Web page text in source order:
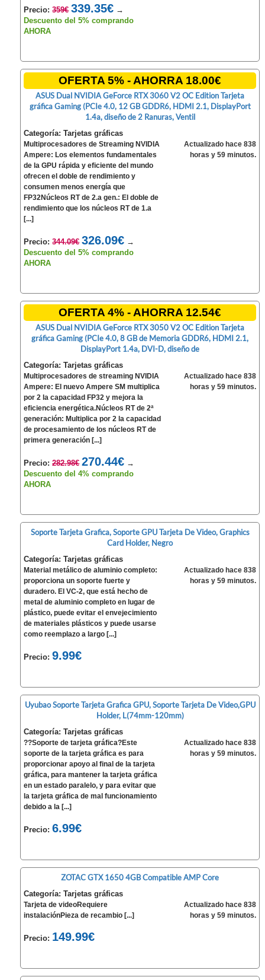
Precio:359€ 339.35€ →
Descuento del 5% comprando
AHORA
OFERTA 5% - AHORRA 18.00€
ASUS Dual NVIDIA GeForce RTX 3060 V2 OC Edition Tarjeta
gráfica Gaming (PCIe 4.0, 12 GB GDDR6, HDMI 2.1, DisplayPort
1.4a, diseño de 2 Ranuras, Ventil
Categoría: Tarjetas gráficas
Multiprocesadores de Streaming NVIDIA
Ampere: Los elementos fundamentales
de la GPU rápida y eficiente del mundo
ofrecen el doble de rendimiento y
consumen menos energía que
FP32Núcleos RT de 2.a gen.: El doble de
rendimiento que los núcleos RT de 1.a
[...]
Precio:344.09€ 326.09€ →
Descuento del 5% comprando
AHORA
Actualizado hace 838
horas y 59 minutos.
OFERTA 4% - AHORRA 12.54€
ASUS Dual NVIDIA GeForce RTX 3050 V2 OC Edition Tarjeta
gráfica Gaming (PCIe 4.0, 8 GB de Memoria GDDR6, HDMI 2.1,
DisplayPort 1.4a, DVI-D, diseño de
Categoría: Tarjetas gráficas
Multiprocesadores de streaming NVIDIA
Ampere: El nuevo Ampere SM multiplica
por 2 la capacidad FP32 y mejora la
eficiencia energética.Núcleos RT de 2ª
generación: Multiplica por 2 la capacidad
de procesamiento de los núcleos RT de
primera generación [...]
Precio:282.98€ 270.44€ →
Descuento del 4% comprando
AHORA
Actualizado hace 838
horas y 59 minutos.
Soporte Tarjeta Grafica, Soporte GPU Tarjeta De Video, Graphics
Card Holder, Negro
Categoría: Tarjetas gráficas
Material metálico de aluminio completo:
proporciona un soporte fuerte y
duradero. El VC-2, que está hecho de
metal de aluminio completo en lugar de
plástico, puede evitar el envejecimiento
de materiales plásticos y puede usarse
como reemplazo a largo [...]
Precio:9.99€
Actualizado hace 838
horas y 59 minutos.
Uyubao Soporte Tarjeta Grafica GPU, Soporte Tarjeta De Video,GPU
Holder, L(74mm-120mm)
Categoría: Tarjetas gráficas
??Soporte de tarjeta gráfica?Este
soporte de la tarjeta gráfica es para
proporcionar apoyo al final de la tarjeta
gráfica, para mantener la tarjeta gráfica
en un estado paralelo, y para evitar que
la tarjeta gráfica de mal funcionamiento
debido a la [...]
Precio:6.99€
Actualizado hace 838
horas y 59 minutos.
ZOTAC GTX 1650 4GB Compatible AMP Core
Categoría: Tarjetas gráficas
Tarjeta de videoRequiere
instalaciónPieza de recambio [...]
Precio: 149.99€
Actualizado hace 838
horas y 59 minutos.